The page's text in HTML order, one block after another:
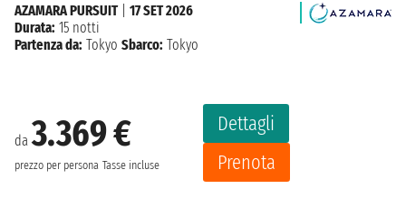
da3.369 €
prezzo per persona Tasse incluse
Dettagli
Prenota
AZAMARA PURSUIT| 17 SET 2026
Durata: 15 notti
Partenza da: Tokyo Sbarco: Tokyo